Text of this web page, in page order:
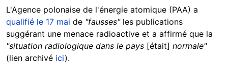
L'Agence polonaise de l'énergie atomique (PAA) a
qualifié le 17 mai de "fausses"les publications
suggérant une menace radioactive et a affirmé que la
"situation radiologique dans le pays [était] normale"
(lien archivé ici).